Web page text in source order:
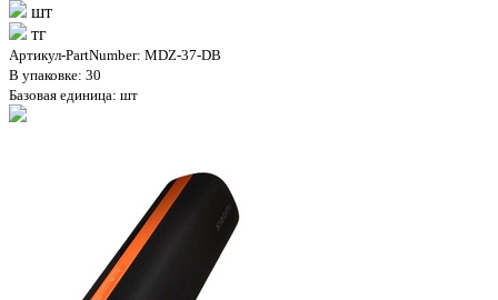
шт
тг
Артикул-PartNumber: MDZ-37-DB
В упаковке: 30
Базовая единица: шт